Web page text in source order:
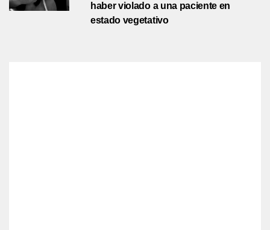
haber violado a una paciente en
estado vegetativo